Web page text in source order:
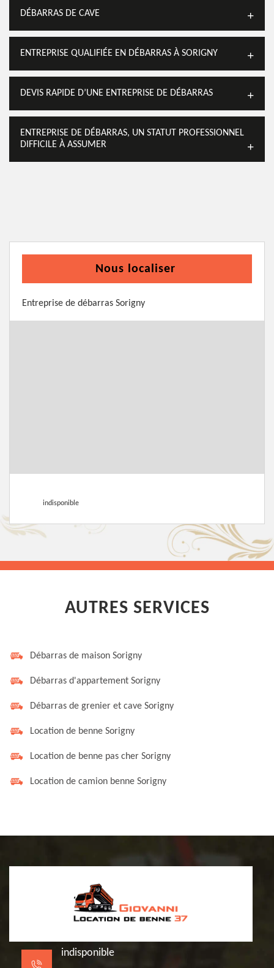
DÉBARRAS DE CAVE
ENTREPRISE QUALIFIÉE EN DÉBARRAS À SORIGNY
DEVIS RAPIDE D’UNE ENTREPRISE DE DÉBARRAS
ENTREPRISE DE DÉBARRAS, UN STATUT PROFESSIONNEL
DIFFICILE À ASSUMER
Nous localiser
Entreprise de débarras Sorigny
indisponible
AUTRES SERVICES
Débarras de maison Sorigny
Débarras d'appartement Sorigny
Débarras de grenier et cave Sorigny
Location de benne Sorigny
Location de benne pas cher Sorigny
Location de camion benne Sorigny
indisponible